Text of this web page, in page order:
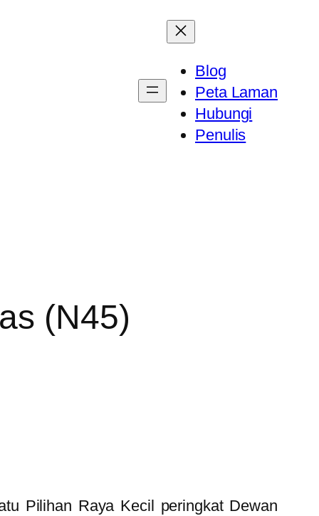
Blog
Peta Laman
Hubungi
Penulis
(N45)
Pilihan Raya Kecil peringkat Dewan